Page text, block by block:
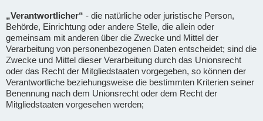
„Verantwortlicher“ - die natürliche oder juristische Person,
Behörde, Einrichtung oder andere Stelle, die allein oder
gemeinsam mit anderen über die Zwecke und Mittel der
Verarbeitung von personenbezogenen Daten entscheidet; sind die
Zwecke und Mittel dieser Verarbeitung durch das Unionsrecht
oder das Recht der Mitgliedstaaten vorgegeben, so können der
Verantwortliche beziehungsweise die bestimmten Kriterien seiner
Benennung nach dem Unionsrecht oder dem Recht der
Mitgliedstaaten vorgesehen werden;